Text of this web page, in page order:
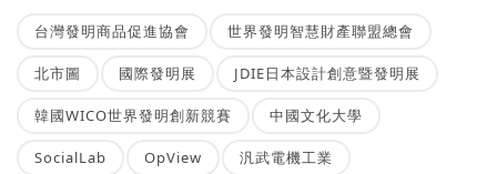
台灣發明商品促進協會 世界發明智慧財產聯盟總會
北市圖 國際發明展 JDIE日本設計創意暨發明展
韓國WICO世界發明創新競賽 中國文化大學
SocialLab OpView 汎武電機工業